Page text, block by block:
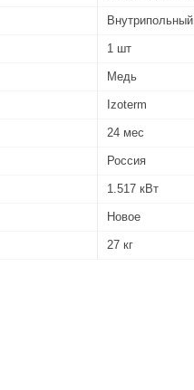
Внутрипольный
1 шт
Медь
Izoterm
24 мес
Россия
1.517 кВт
Новое
27 кг